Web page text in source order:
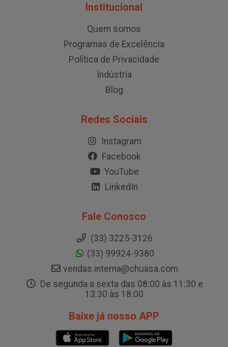
Institucional
Quem somos
Programas de Excelência
Política de Privacidade
Indústria
Blog
Redes Sociais
Instagram
Facebook
YouTube
LinkedIn
Fale Conosco
(33) 3225-3126
(33) 99924-9380
vendas.interna@chuasa.com
De segunda a sexta das 08:00 às 11:30 e
13:30 às 18:00
Baixe já nosso APP